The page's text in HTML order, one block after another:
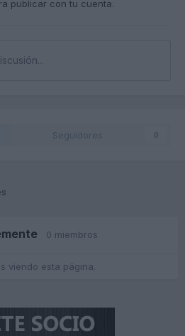
publicar con tu cuenta.
Seguidores 0
0 miembros
viendo esta página.